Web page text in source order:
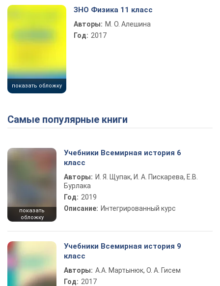
показать обложку
ЗНО Физика 11 класс
Авторы: М. О. Алешина
Год: 2017
Самые популярные книги
показать
обложку
Учебники Всемирная история 6
класс
Авторы: И. Я. Щупак, И. А. Пискарева, Е.В.
Бурлака
Год: 2019
Описание: Интегрированный курс
Учебники Всемирная история 9
класс
Авторы: А.А. Мартынюк, О. А. Гисем
Год: 2017